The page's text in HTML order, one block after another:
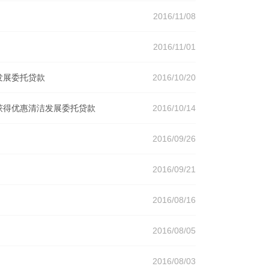
2016/11/08
2016/11/01
2016/10/20
展委托贷款
2016/10/14
优惠清洁发展委托贷款
2016/09/26
2016/09/21
2016/08/16
2016/08/05
2016/08/03